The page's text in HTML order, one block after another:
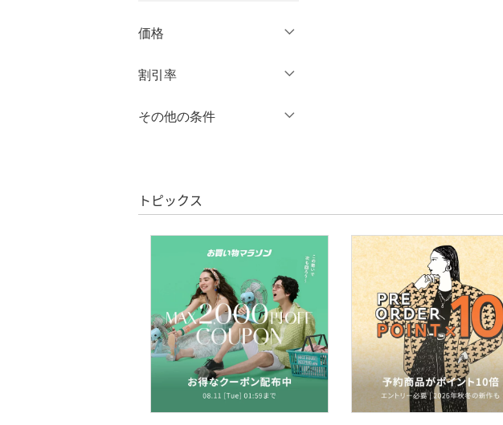
財布・ポーチ・ケース
ヘアアクセサリー
マタニティウェア・ベビ
ー用品
スーツ・フォーマル
絞り込み
クリア
価格
絞り込み
割引率
％OFF～ ％OFF
その他の条件
クリア 絞り込み
トピックス